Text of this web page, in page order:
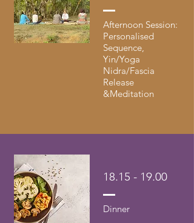
Afternoon Session:
Personalised
Sequence,
Yin/Yoga
Nidra/Fascia
Release
&Meditation
18.15 - 19.00
Dinner